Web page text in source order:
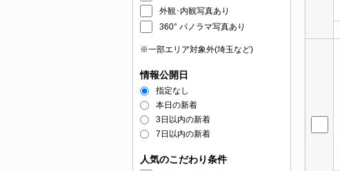
外観･内観写真あり
360° パノラマ写真あり
※一部エリア対象外(埼玉など)
情報公開日
指定なし
本日の新着
3日以内の新着
7日以内の新着
人気のこだわり条件